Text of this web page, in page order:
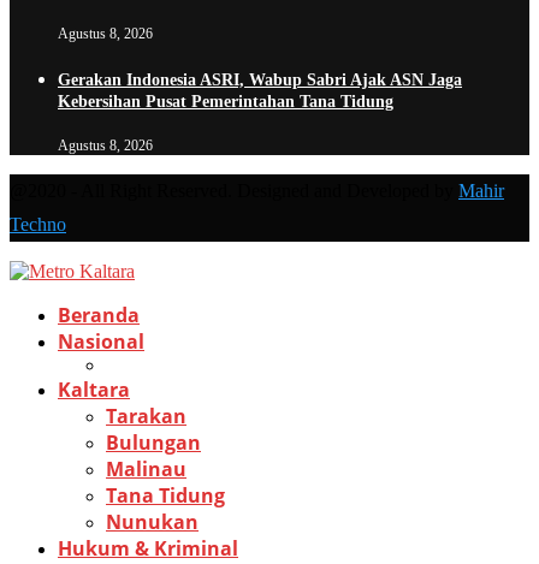
Agustus 8, 2026
Gerakan Indonesia ASRI, Wabup Sabri Ajak ASN Jaga
Kebersihan Pusat Pemerintahan Tana Tidung
Agustus 8, 2026
Mahir
Techno
Beranda
Nasional
Kaltara
Tarakan
Bulungan
Malinau
Tana Tidung
Nunukan
Hukum & Kriminal